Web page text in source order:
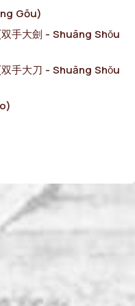
Gōu)
手大劍 - Shuāng Shǒu
手大刀 - Shuāng Shǒu